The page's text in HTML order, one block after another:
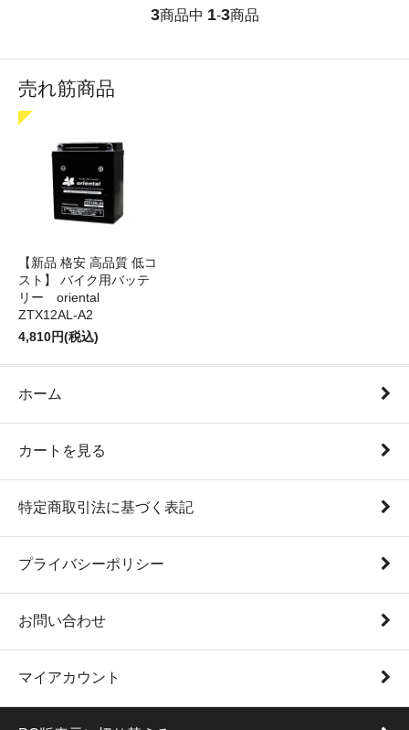
3商品中 1-3商品
売れ筋商品
【新品 格安 高品質 低コ
スト】 バイク用バッテ
リー oriental
ZTX12AL-A2
4,810円(税込)
ホーム
カートを見る
特定商取引法に基づく表記
プライバシーポリシー
お問い合わせ
マイアカウント